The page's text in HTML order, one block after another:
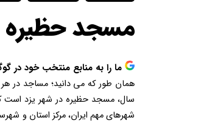
مسجد حظیره
ما را به منابع منتخب خود در
همان طور که می دانید؛ مساجد در
سال، مسجد حظیره در شهر یزد است